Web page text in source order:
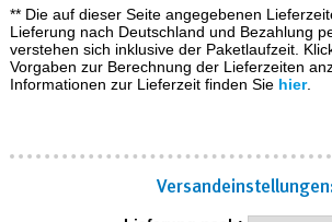
** Die auf dieser Seite angegebenen
Lieferung nach Deutschland und Bezahlung
verstehen sich inklusive der Paketlaufzeit.
Vorgaben zur Berechnung der Lieferzeiten
Informationen zur Lieferzeit finden Sie hier.
Versand­einstellungen: